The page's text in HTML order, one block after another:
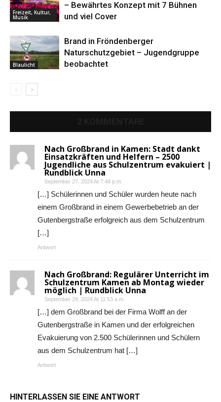
Freizeit, Kultur,
Musik
– Bewährtes Konzept mit 7 Bühnen
und viel Cover
Blaulicht
Brand in Fröndenberger
Naturschutzgebiet – Jugendgruppe
beobachtet
Nach Großbrand in Kamen: Stadt dankt
Einsatzkräften und Helfern – 2500
Jugendliche aus Schulzentrum evakuiert |
Rundblick Unna
September 27, 2024 At 7:48 p.m.
[…] Schülerinnen und Schüler wurden heute nach
einem Großbrand in einem Gewerbebetrieb an der
Gutenbergstraße erfolgreich aus dem Schulzentrum
[…]
Antwort
Nach Großbrand: Regulärer Unterricht im
Schulzentrum Kamen ab Montag wieder
möglich | Rundblick Unna
September 29, 2024 At 11:53 a.m.
[…] dem Großbrand bei der Firma Wolff an der
Gutenbergstraße in Kamen und der erfolgreichen
Evakuierung von 2.500 Schülerinnen und Schülern
aus dem Schulzentrum hat […]
Antwort
HINTERLASSEN SIE EINE ANTWORT